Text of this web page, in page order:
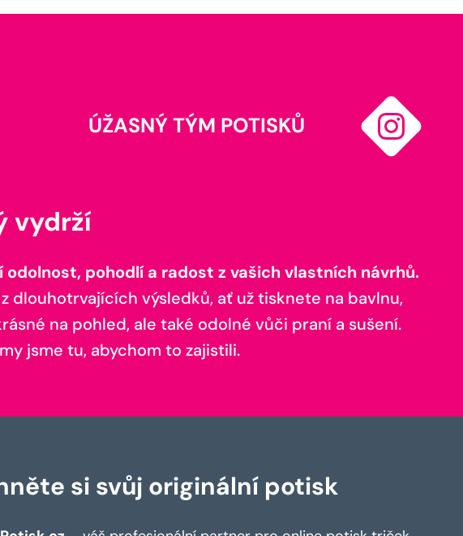
ÚŽASNÝ TÝM POTISKŮ
vydrží
pohodlí a radost z vašich vlastních návrhů.
dlouhotrvajících výsledků, ať už tisknete na bavlnu,
na pohled, ale také odolné vůči praní a sušení.
jsme tu, abychom to zajistili.
si svůj originální potisk